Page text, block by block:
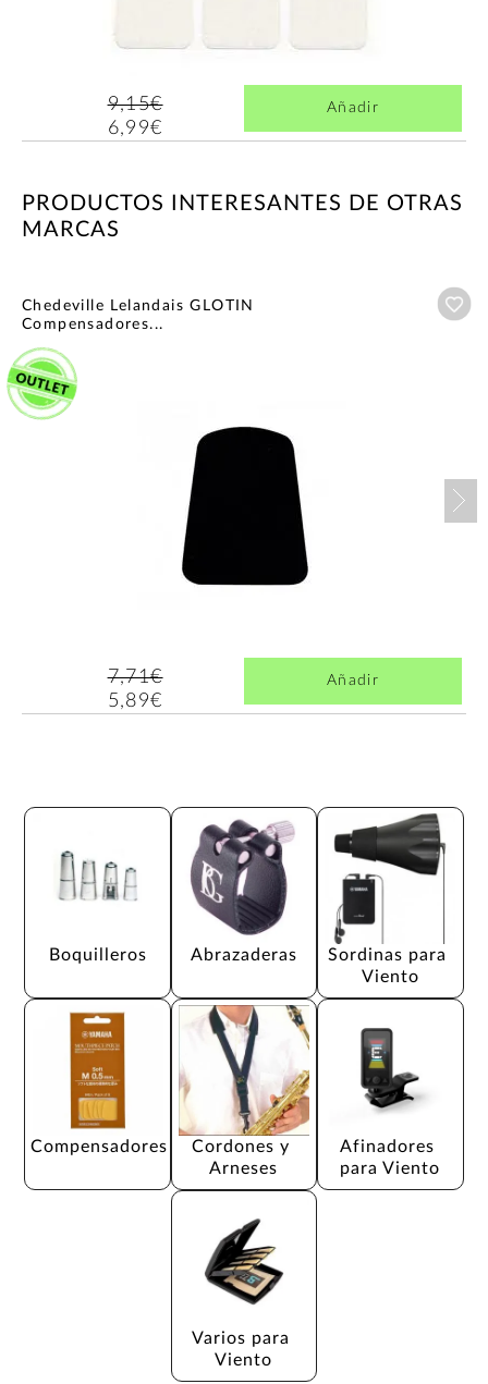
9,15€
6,99€
Añadir
PRODUCTOS INTERESANTES DE OTRAS
MARCAS
Chedeville Lelandais GLOTIN
Compensadores...
7,71€
5,89€
Añadir
Boquilleros Abrazaderas
Sordinas para
Viento
Compensadores
Cordones y
Arneses
Afinadores
para Viento
Varios para
Viento